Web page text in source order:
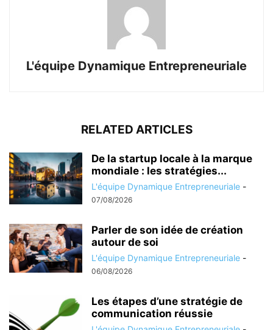
L'équipe Dynamique Entrepreneuriale
RELATED ARTICLES
De la startup locale à la marque
mondiale : les stratégies...
L'équipe Dynamique Entrepreneuriale -
07/08/2026
Parler de son idée de création
autour de soi
L'équipe Dynamique Entrepreneuriale -
06/08/2026
Les étapes d’une stratégie de
communication réussie